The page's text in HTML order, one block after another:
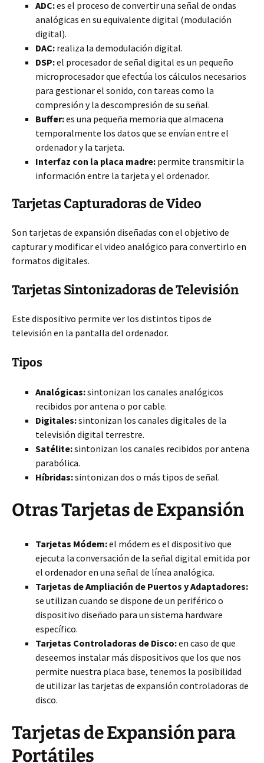
ADC:es el proceso de convertir una señal de ondas
analógicas en su equivalente digital (modulación
digital).
DAC: realiza la demodulación digital.
DSP:el procesador de señal digital es un pequeño
microprocesador que efectúa los cálculos necesarios
para gestionar el sonido, con tareas como la
compresión y la descompresión de su señal.
Buffer:es una pequeña memoria que almacena
temporalmente los datos que se envían entre el
ordenador y la tarjeta.
Interfaz con la placa madre: permite transmitir la
información entre la tarjeta y el ordenador.
Tarjetas Capturadoras de Video
Son tarjetas de expansión diseñadas con el objetivo de
capturar y modificar el video analógico para convertirlo en
formatos digitales.
Tarjetas Sintonizadoras de Televisión
Este dispositivo permite ver los distintos tipos de
televisión en la pantalla del ordenador.
Tipos
Analógicas:sintonizan los canales analógicos
recibidos por antena o por cable.
Digitales:sintonizan los canales digitales de la
televisión digital terrestre.
Satélite:sintonizan los canales recibidos por antena
parabólica.
Híbridas:sintonizan dos o más tipos de señal.
Otras Tarjetas de Expansión
Tarjetas Módem:el módem es el dispositivo que
ejecuta la conversación de la señal digital emitida por
el ordenador en una señal de línea analógica.
Tarjetas de Ampliación de Puertos y Adaptadores:
se utilizan cuando se dispone de un periférico o
dispositivo diseñado para un sistema hardware
específico.
Tarjetas Controladoras de Disco:en caso de que
deseemos instalar más dispositivos que los que nos
permite nuestra placa base, tenemos la posibilidad
de utilizar las tarjetas de expansión controladoras de
disco.
Tarjetas de Expansión para
Portátiles